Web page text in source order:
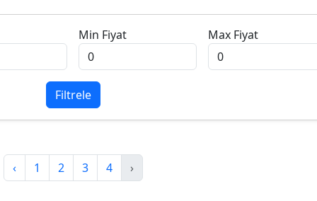
Min Fiyat Max Fiyat
Filtrele
‹ 1 2 3 4 ›